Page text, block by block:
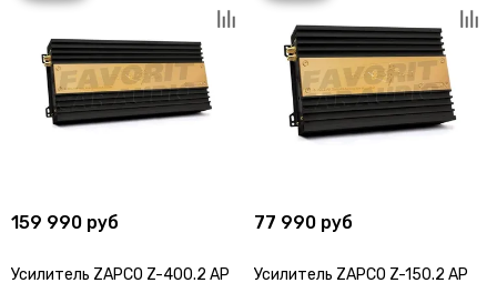
Match
Nakamichi
Neoline
Oris Electronics
ОЗАР
Pulsar
Russian Bass
159 990 руб
Усилитель ZAPCO Z-400.2 AP
77 990 руб
Усилитель ZAPCO Z-150.2 AP